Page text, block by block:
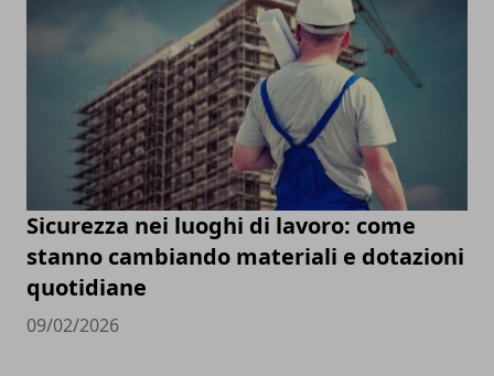
Sicurezza nei luoghi di lavoro: come
stanno cambiando materiali e dotazioni
quotidiane
09/02/2026